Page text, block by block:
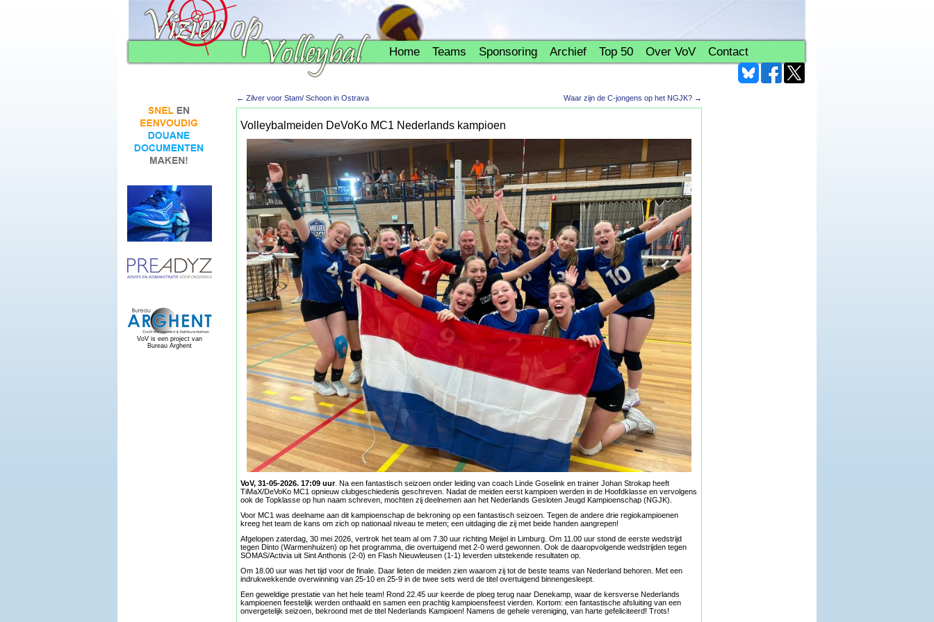
Home Teams Sponsoring Archief Top 50 Over VoV Contact
VoV is een project van
Bureau Arghent
← Zilver voor Stam/ Schoon in Ostrava Waar zijn de C-jongens op het NGJK? →
Volleybalmeiden DeVoKo MC1 Nederlands kampioen
VoV, 31-05-2026. 17:09 uur. Na een fantastisch seizoen onder leiding van coach Linde Goselink en trainer Johan Strokap heeft
TiMaX/DeVoKo MC1 opnieuw clubgeschiedenis geschreven. Nadat de meiden eerst kampioen werden in de Hoofdklasse en vervolgens
ook de Topklasse op hun naam schreven, mochten zij deelnemen aan het Nederlands Gesloten Jeugd Kampioenschap (NGJK).
Voor MC1 was deelname aan dit kampioenschap de bekroning op een fantastisch seizoen. Tegen de andere drie regiokampioenen
kreeg het team de kans om zich op nationaal niveau te meten; een uitdaging die zij met beide handen aangrepen!
Afgelopen zaterdag, 30 mei 2026, vertrok het team al om 7.30 uur richting Meijel in Limburg. Om 11.00 uur stond de eerste wedstrijd
tegen Dinto (Warmenhuizen) op het programma, die overtuigend met 2-0 werd gewonnen. Ook de daaropvolgende wedstrijden tegen
SOMAS/Activia uit Sint Anthonis (2-0) en Flash Nieuwleusen (1-1) leverden uitstekende resultaten op.
Om 18.00 uur was het tijd voor de finale. Daar lieten de meiden zien waarom zij tot de beste teams van Nederland behoren. Met een
indrukwekkende overwinning van 25-10 en 25-9 in de twee sets werd de titel overtuigend binnengesleept.
Een geweldige prestatie van het hele team! Rond 22.45 uur keerde de ploeg terug naar Denekamp, waar de kersverse Nederlands
kampioenen feestelijk werden onthaald en samen een prachtig kampioensfeest vierden. Kortom: een fantastische afsluiting van een
onvergetelijk seizoen, bekroond met de titel Nederlands Kampioen! Namens de gehele vereniging, van harte gefeliciteerd! Trots!